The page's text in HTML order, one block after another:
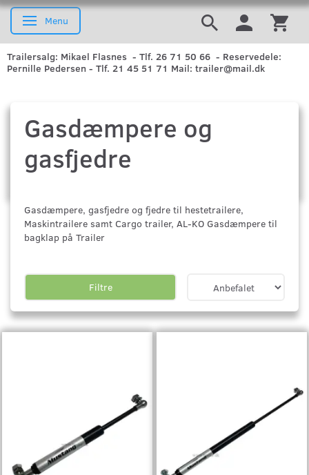
Skifte navigation
Menu
Trailersalg: Mikael Flasnes - Tlf. 26 71 50 66 - Reservedele:
Pernille Pedersen - Tlf. 21 45 51 71 Mail: trailer@mail.dk
Gasdæmpere og
gasfjedre
Gasdæmpere, gasfjedre og fjedre til hestetrailere,
Maskintrailere samt Cargo trailer, AL-KO Gasdæmpere til
bagklap på Trailer
Filtre